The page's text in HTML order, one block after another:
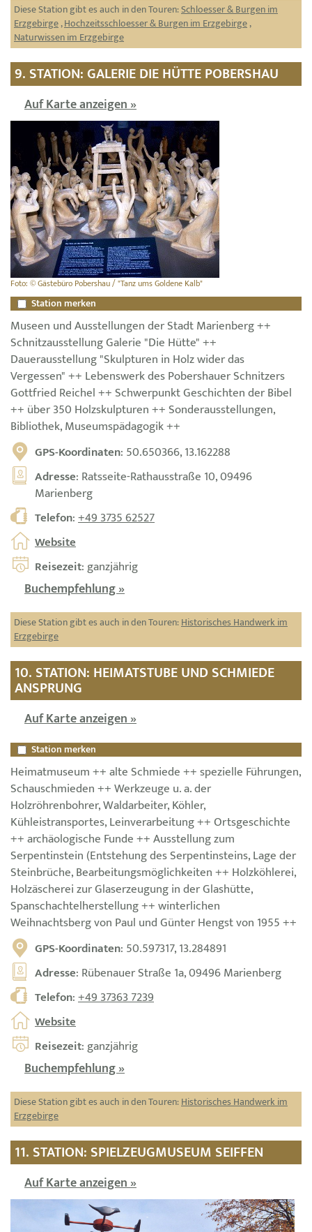
Diese Station gibt es auch in den Touren:Schloesser & Burgen im
Erzgebirge,Hochzeitsschloesser & Burgen im Erzgebirge,
Naturwissen im Erzgebirge
9. STATION: GALERIE DIE HÜTTE POBERSHAU
Auf Karte anzeigen »
Foto: © Gästebüro Pobershau / "Tanz ums Goldene Kalb"
Station merken
Museen und Ausstellungen der Stadt Marienberg ++
Schnitzausstellung Galerie "Die Hütte" ++
Dauerausstellung "Skulpturen in Holz wider das
Vergessen" ++ Lebenswerk des Pobershauer Schnitzers
Gottfried Reichel ++ Schwerpunkt Geschichten der Bibel
++ über 350 Holzskulpturen ++ Sonderausstellungen,
Bibliothek, Museumspädagogik ++
GPS-Koordinaten: 50.650366, 13.162288
Adresse: Ratsseite-Rathausstraße 10, 09496
Marienberg
Telefon:+49 3735 62527
Website
Reisezeit: ganzjährig
Buchempfehlung »
Diese Station gibt es auch in den Touren:Historisches Handwerk im
Erzgebirge
10. STATION: HEIMATSTUBE UND SCHMIEDE
ANSPRUNG
Auf Karte anzeigen »
Station merken
Heimatmuseum ++ alte Schmiede ++ spezielle Führungen,
Schauschmieden ++ Werkzeuge u. a. der
Holzröhrenbohrer, Waldarbeiter, Köhler,
Kühleistransportes, Leinverarbeitung ++ Ortsgeschichte
++ archäologische Funde ++ Ausstellung zum
Serpentinstein (Entstehung des Serpentinsteins, Lage der
Steinbrüche, Bearbeitungsmöglichkeiten ++ Holzköhlerei,
Holzäscherei zur Glaserzeugung in der Glashütte,
Spanschachtelherstellung ++ winterlichen
Weihnachtsberg von Paul und Günter Hengst von 1955 ++
GPS-Koordinaten: 50.597317, 13.284891
Adresse: Rübenauer Straße 1a, 09496 Marienberg
Telefon:+49 37363 7239
Website
Reisezeit: ganzjährig
Buchempfehlung »
Diese Station gibt es auch in den Touren:Historisches Handwerk im
Erzgebirge
11. STATION: SPIELZEUGMUSEUM SEIFFEN
Auf Karte anzeigen »